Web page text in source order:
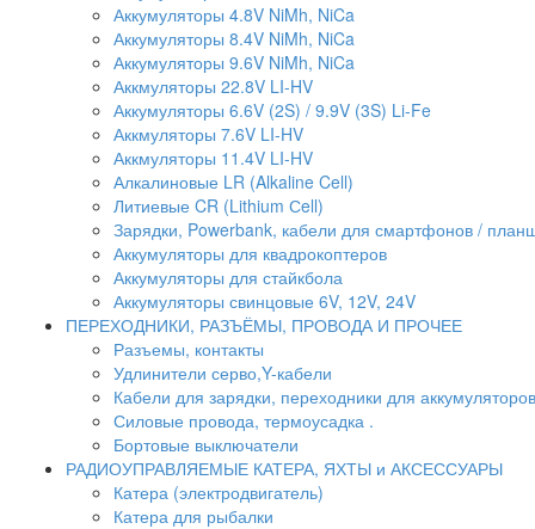
Аккумуляторы 4.8V NiMh, NiCa
Аккумуляторы 8.4V NiMh, NiCa
Аккумуляторы 9.6V NiMh, NiCa
Аккмуляторы 22.8V LI-HV
Аккумуляторы 6.6V (2S) / 9.9V (3S) Li-Fe
Аккмуляторы 7.6V LI-HV
Аккмуляторы 11.4V LI-HV
Алкалиновые LR (Alkaline Cell)
Литиевые CR (Lithium Сell)
Зарядки, Powerbank, кабели для смартфонов /
Аккумуляторы для квадрокоптеров
Аккумуляторы для стайкбола
Аккумуляторы свинцовые 6V, 12V, 24V
ПЕРЕХОДНИКИ, РАЗЪЁМЫ, ПРОВОДА И ПРОЧЕЕ
Разъемы, контакты
Удлинители серво,Y-кабели
Кабели для зарядки, переходники для аккумуляторов
Силовые провода, термоусадка .
Бортовые выключатели
РАДИОУПРАВЛЯЕМЫЕ КАТЕРА, ЯХТЫ и АКСЕССУАРЫ
Катера (электродвигатель)
Катера для рыбалки